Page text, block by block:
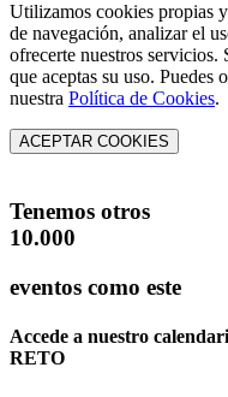
Utilizamos cookies propias
de navegación, analizar el
ofrecerte nuestros servicios.
que aceptas su uso. Puedes
nuestra Política de Cookies.
ACEPTAR COOKIES
Tenemos otros
10.000
eventos como este
Accede a nuestro
RETO